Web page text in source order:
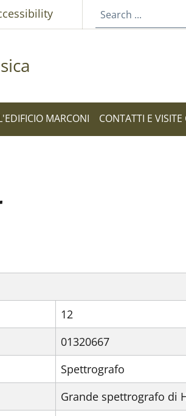
MARCONI CONTATTI E
12
01320667
Spettrografo
Grande spettrografo di